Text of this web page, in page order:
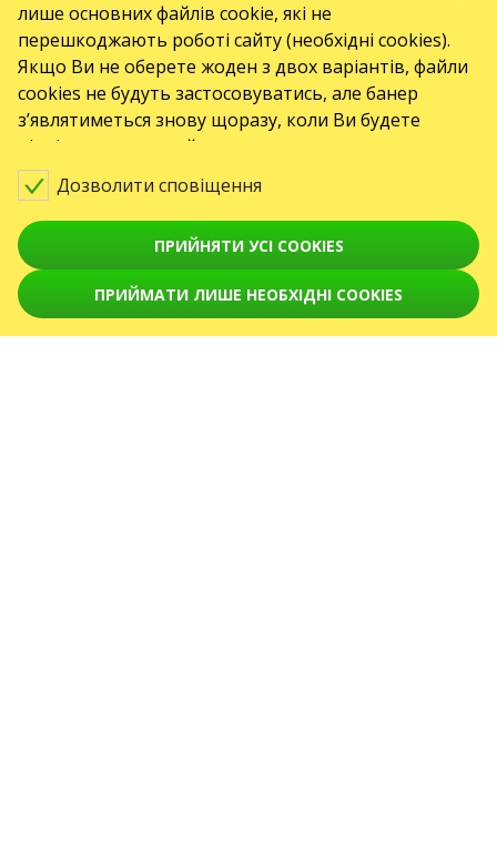
лише основних файлів cookie, які не
перешкоджають роботі сайту (необхідні cookies).
Якщо Ви не оберете жоден з двох варіантів, файли
cookies не будуть застосовуватись, але банер
з’являтиметься знову щоразу, коли Ви будете
відвідувати наш сайт.
Дозволити сповіщення
ПРИЙНЯТИ УСІ COOKIES
ПРИЙМАТИ ЛИШЕ НЕОБХІДНІ COOKIES
Є питання, побажання?
Contact us
Увага! Обробка звернень здійснюється за допомогою електронної форми
на сторінці https://karabas.cz/contact/
Toto jsou internetové stránky společnosti GO2SHOW.CZ s.r.o., Praha, IČO:
190 00 Praha - Letňany, zapsané v obchodním rejstříku vedeném Městským
soudem v Praze, oddíl C, vložka 418867.
ПОДІЇ
Koncerty
Театри